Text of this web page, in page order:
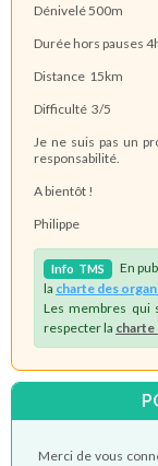
Dénivelé 500m
Durée hors pauses
Distance 15km
Difficulté 3/5
Je ne suis pas un
responsabilité.
A bientôt !
Philippe
Info TMS En
la charte des
Les membres qui
respecter la charte
Merci de vous